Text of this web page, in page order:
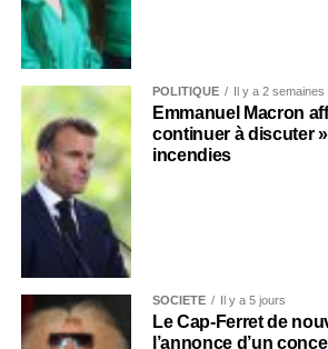
POLITIQUE Il y a 2 semaines
Emmanuel Macron
continuer à discuter
incendies
SOCIÉTÉ Il y a 5 jours
Le Cap-Ferret de
l’annonce d’un